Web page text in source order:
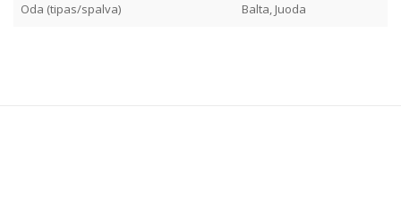
Oda (tipas/spalva) Balta, Juoda